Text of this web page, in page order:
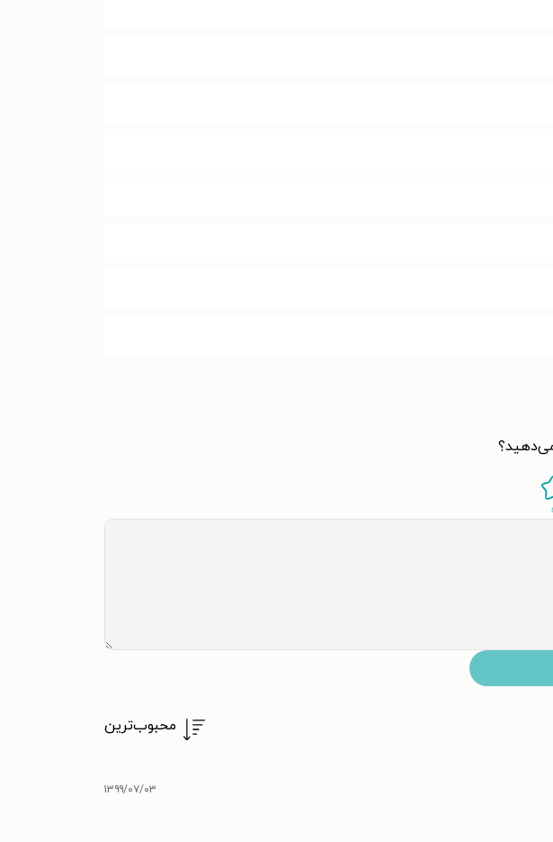
محبوب‌ترین
۱۳۹۹/۰۷/۰۳